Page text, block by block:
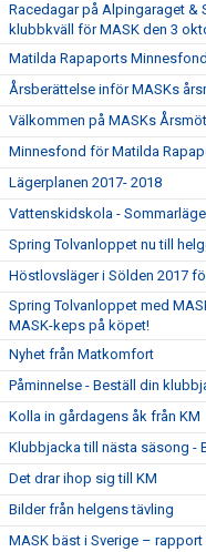
Racedagar på Alpingaraget &
klubbkväll för MASK den 3
Matilda Rapaports
Årsberättelse inför MASKs
Välkommen på MASKs
Minnesfond för Matilda
Lägerplanen 2017- 2018
Vattenskidskola -
Spring Tolvanloppet nu till
Höstlovsläger i Sölden 2017
Spring Tolvanloppet med
MASK-keps på köpet!
Nyhet från Matkomfort
Påminnelse - Beställ din
Kolla in gårdagens åk från KM
Klubbjacka till nästa säsong -
Det drar ihop sig till KM
Bilder från helgens tävling
MASK bäst i Sverige – rapport